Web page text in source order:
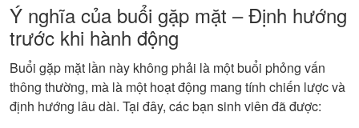
Ý nghĩa của buổi gặp mặt – Định hướng
trước khi hành động
Buổi gặp mặt lần này không phải là một buổi phỏng vấn
thông thường, mà là một hoạt động mang tính chiến lược và
định hướng lâu dài. Tại đây, các bạn sinh viên đã được: